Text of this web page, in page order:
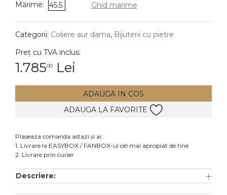
DIAMANTE Vezi toate
Cercei
Accesorii
Mărime: 45.5 Ghid marime
Categorii: Coliere aur dama, Bijuterii cu pietre
Preț cu TVA inclus:
1.78500 Lei
ADAUGA IN COS
ADAUGA LA FAVORITE
Plaseaza comanda astazi si ai:
1. Livrare la EASYBOX / FANBOX-ul cel mai apropiat de tine
2. Livrare prin curier
Descriere: